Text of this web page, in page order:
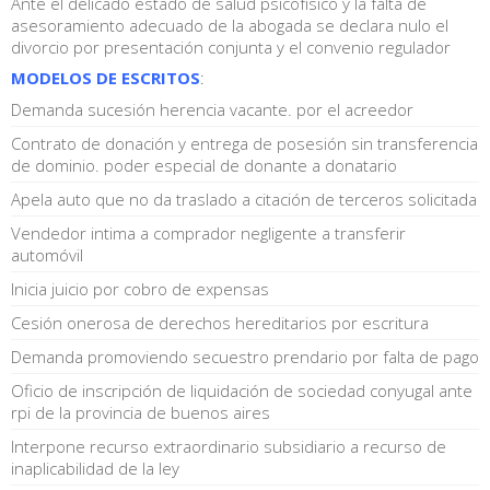
asesoramiento adecuado de la abogada se declara nulo el
divorcio por presentación conjunta y el convenio regulador
MODELOS DE ESCRITOS:
Demanda sucesión herencia vacante. por el acreedor
Contrato de donación y entrega de posesión sin transferencia
de dominio. poder especial de donante a donatario
Apela auto que no da traslado a citación de terceros solicitada
Vendedor intima a comprador negligente a transferir
automóvil
Inicia juicio por cobro de expensas
Cesión onerosa de derechos hereditarios por escritura
Demanda promoviendo secuestro prendario por falta de pago
Oficio de inscripción de liquidación de sociedad conyugal ante
rpi de la provincia de buenos aires
Interpone recurso extraordinario subsidiario a recurso de
inaplicabilidad de la ley